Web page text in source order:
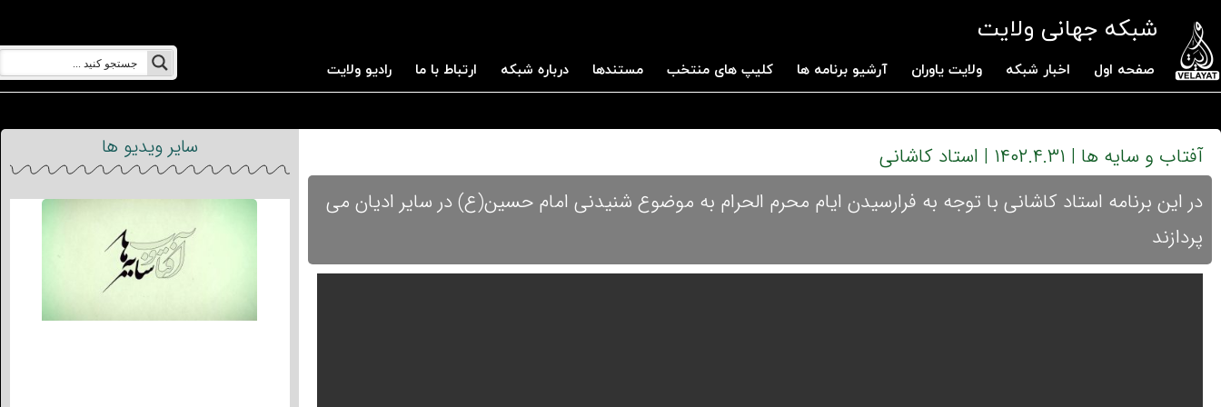
شبکه جهانی ولایت
صفحه اول اخبار شبکه ولایت یاوران آرشیو برنامه ها کلیپ های منتخب مستندها درباره شبکه ارتباط با ما رادیو ولایت
آفتاب و سایه ها | ۱۴۰۲.۴.۳۱ | استاد کاشانی
در این برنامه استاد کاشانی با توجه به فرارسیدن ایام محرم الحرام به موضوع شنیدنی امام حسین(ع) در سایر ادیان می
پردازند
سایر ویدیو ها